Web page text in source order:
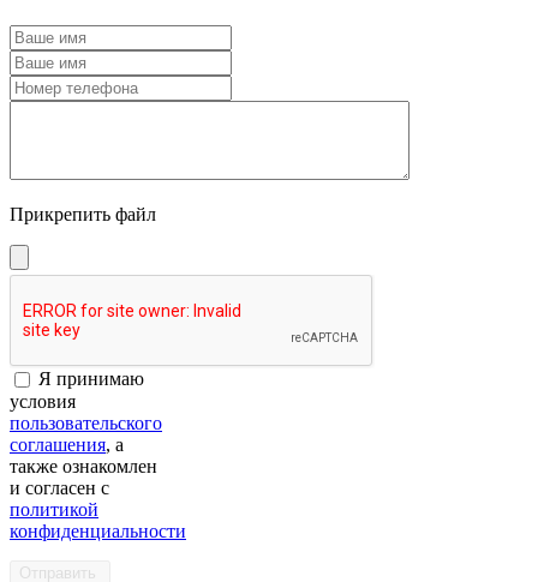
Прикрепить файл
Я принимаю
условия
пользовательского
соглашения, а
также ознакомлен
и согласен с
политикой
конфиденциальности